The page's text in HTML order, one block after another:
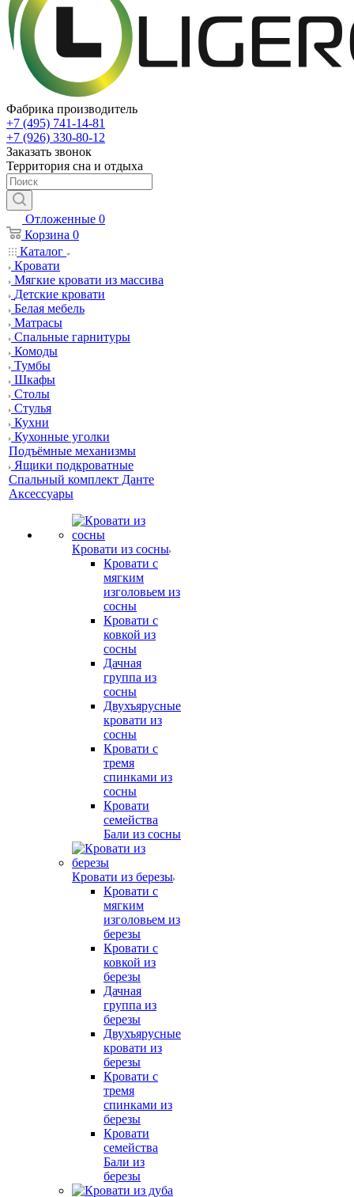
Фабрика производитель
+7 (495) 741-14-81
+7 (926) 330-80-12
Заказать звонок
Территория сна и отдыха
Отложенные 0
Корзина 0
Каталог
Кровати
Мягкие кровати из массива
Детские кровати
Белая мебель
Матрасы
Спальные гарнитуры
Комоды
Тумбы
Шкафы
Столы
Стулья
Кухни
Кухонные уголки
Подъёмные механизмы
Ящики подкроватные
Спальный комплект Данте
Аксессуары
Кровати из сосны
Кровати с
мягким
изголовьем из
сосны
Кровати с
ковкой из
сосны
Дачная
группа из
сосны
Двухъярусные
кровати из
сосны
Кровати с
тремя
спинками из
сосны
Кровати
семейства
Бали из сосны
Кровати из березы
Кровати с
мягким
изголовьем из
березы
Кровати с
ковкой из
березы
Дачная
группа из
березы
Двухъярусные
кровати из
березы
Кровати с
тремя
спинками из
березы
Кровати
семейства
Бали из
березы